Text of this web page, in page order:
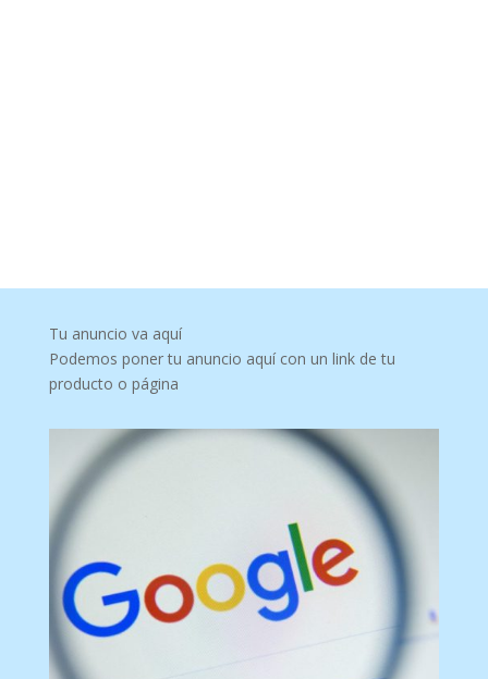
Tu anuncio va aquí
Podemos poner tu anuncio aquí con un link de tu
producto o página